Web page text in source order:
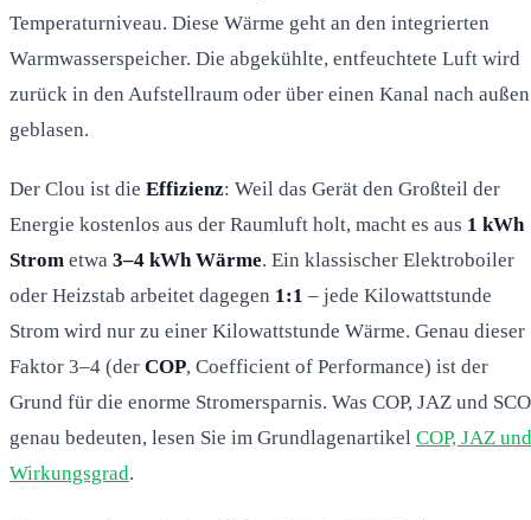
Temperaturniveau. Diese Wärme geht an den integrierten
Warmwasserspeicher. Die abgekühlte, entfeuchtete Luft wird
zurück in den Aufstellraum oder über einen Kanal nach außen
geblasen.
Der Clou ist die Effizienz: Weil das Gerät den Großteil der
Energie kostenlos aus der Raumluft holt, macht es aus 1 kWh
Strom etwa 3–4 kWh Wärme. Ein klassischer Elektroboiler
oder Heizstab arbeitet dagegen 1:1 – jede Kilowattstunde
Strom wird nur zu einer Kilowattstunde Wärme. Genau dieser
Faktor 3–4 (der COP, Coefficient of Performance) ist der
Grund für die enorme Stromersparnis. Was COP, JAZ und
genau bedeuten, lesen Sie im Grundlagenartikel COP, JAZ und
Wirkungsgrad.